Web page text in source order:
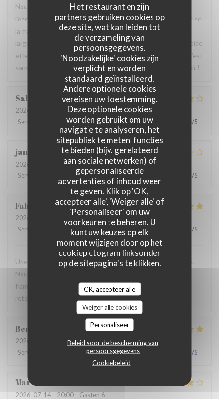
Het restaurant en zijn
partners gebruiken cookies op
deze site, wat kan leiden tot
de verzameling van
persoonsgegevens.
'Noodzakelijke' cookies zijn
verplicht en worden
standaard geïnstalleerd.
Andere optionele cookies
vereisen uw toestemming.
Deze optionele cookies
worden gebruikt om uw
navigatie te analyseren, het
sitepubliek te meten, functies
te bieden (bijv. gerelateerd
aan sociale netwerken) of
gepersonaliseerde
advertenties of inhoud weer
te geven. Klik op 'OK,
accepteer alle', 'Weiger alle' of
'Personaliseer' om uw
voorkeuren te beheren. U
kunt uw keuzes op elk
moment wijzigen door op het
cookiepictogram linksonder
op de sitepagina's te klikken.
OK, accepteer alle
Weiger alle cookies
Personaliseer
Beleid voor de bescherming van
persoonsgegevens
Cookiebeleid
Nous avons passé un agréable moment en famille. Ce fut
l’occasion, pour certains d’entre nous, de découvrir le Nord de
la manière la plus authentique qui soit. Le repas était
largement à la hauteur de nos attentes, le service était rapide
et le personnel particulièrement agréable et accueillant. C’est
sans hésiter que nous reviendrons. Au plaisir de vous revoir !
Sabrina
2026-07-25
- 21:00 - Gasten 2
Service
Atmosfeer:4/5 Keuken: 4/5 Kwaliteit / Prijs /5
jan
2026-07-28
- 19:30 - Gasten 2
Service
Atmosfeer:3/5 Keuken:3/5 Kwaliteit / Prijs /5
Fabrice
2026-07-19
- 12:00 - Gasten 3
Service
Atmosfeer Kwaliteit / Prijs /5
Une table sympathique avec son atmosphère authentique.
Nous avons apprécié notre déjeuner (moule, carbonade,
flamiche au maroilles, etc) et le service. Pourquoi pas y
retourner lors d'un prochaine passage à Lilles.
Benjamin
2026-07-19
- 12:30 - Gasten 2
Service
:5/5 Keuken:5/5 /5
Martine
2026-07-14- 20:00 - Gasten 6